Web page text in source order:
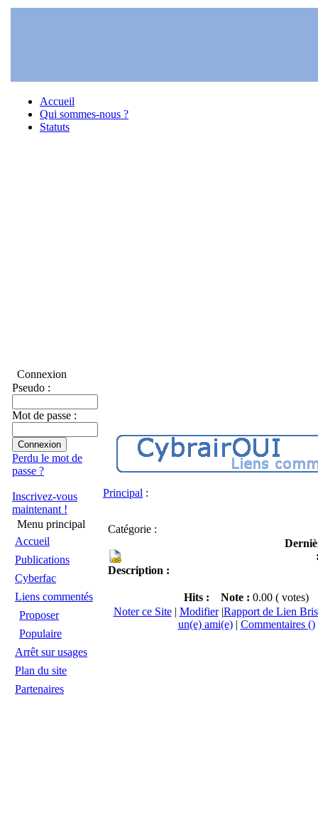
Accueil
Qui sommes-nous ?
Statuts
Connexion
Pseudo :
Mot de passe :
Perdu le mot de
passe ?
Inscrivez-vous
maintenant !
Menu principal
Accueil
Publications
Cyberfac
Liens commentés
Proposer
Populaire
Arrêt sur usages
Plan du site
Partenaires
Principal :
Catégorie :
Description :
Hits : Note : 0.00 ( votes)
Noter ce Site| Modifier|Rapport de Lien
un(e) ami(e)| Commentaires ()